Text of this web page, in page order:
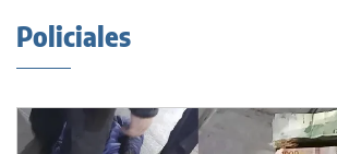
Policiales